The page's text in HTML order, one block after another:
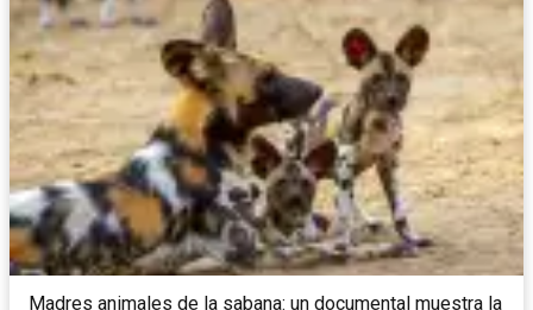
Madres animales de la sabana: un documental muestra la